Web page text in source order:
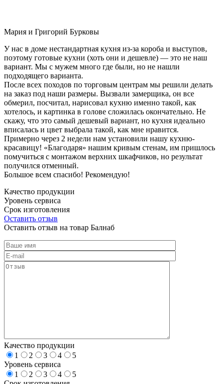
Мария и Григорий Бурковы
У нас в доме нестандартная кухня из-за короба и выступов,
поэтому готовые кухни (хоть они и дешевле) — это не наш
вариант. Мы с мужем много где были, но не нашли
подходящего варианта.
После всех походов по торговым центрам мы решили делать
на заказ под наши размеры. Вызвали замерщика, он все
обмерил, посчитал, нарисовал кухню именно такой, как
хотелось, и картинка в голове сложилась окончательно. Не
скажу, что это самый дешевый вариант, но кухня идеально
вписалась и цвет выбрала такой, как мне нравится.
Примерно через 2 недели нам установили нашу кухню-
красавицу! «Благодаря» нашим кривым стенам, им пришлось
помучиться с монтажом верхних шкафчиков, но результат
получился отменный.
Большое всем спасибо! Рекомендую!
Качество продукции
Уровень сервиса
Срок изготовления
Оставить отзыв
Оставить отзыв на товар Балнаб
Качество продукции
1
2 3 4
5
Уровень сервиса
1
2 3 4
5